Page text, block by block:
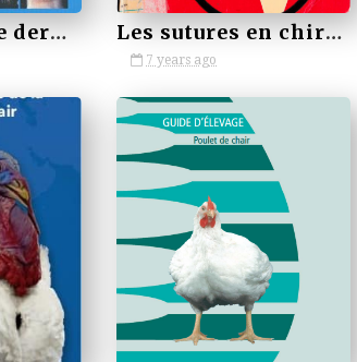
Thérapeutique dermatologique du chien - Elsevier Masson (2008) Les sutures en chirurgie vétérinaire 1974
7 years ago
by VETBOOKSTORE